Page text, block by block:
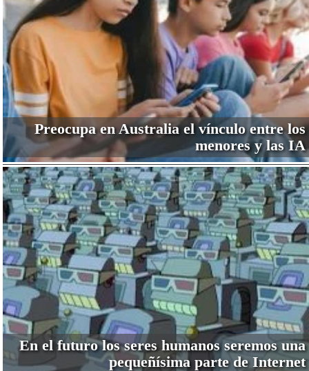
Preocupa en Australia el vínculo entre los
menores y las IA
En el futuro los seres humanos seremos una
pequeñísima parte de Internet